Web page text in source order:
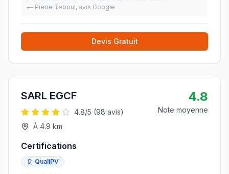
recommande . »
— Pierre Teboul, avis Google
Devis Gratuit
SARL EGCF
4.8/5 (98 avis)
À 4.9 km
4.8
Note moyenne
Certifications
QualiPV